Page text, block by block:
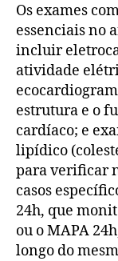
Os exames
essenciais no
incluir
atividade
estrutura e o
cardíaco; e
lipídico
para verificar
casos
24h, que
ou o MAPA
longo do